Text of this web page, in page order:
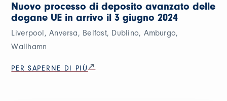
Nuovo processo di deposito avanzato delle
dogane UE in arrivo il 3 giugno 2024
Liverpool, Anversa, Belfast, Dublino, Amburgo,
Wallhamn
PER SAPERNE DI PIÙ